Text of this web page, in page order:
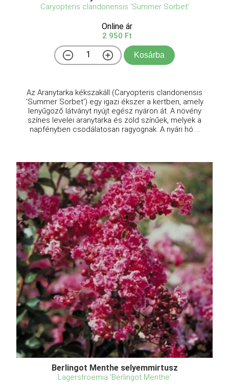
Caryopteris clandonensis 'Summer Sorbet'
Online ár
2 950 Ft
Kosárba
Az Aranytarka kékszakáll (Caryopteris clandonensis
'Summer Sorbet') egy igazi ékszer a kertben, amely
lenyűgöző látványt nyújt egész nyáron át. A növény
színes levelei aranytarka és zöld színűek, melyek a
napfényben csodálatosan ragyognak. A nyári hó ...
Berlingot Menthe selyemmirtusz
Lagerstroemia 'Berlingot Menthe'